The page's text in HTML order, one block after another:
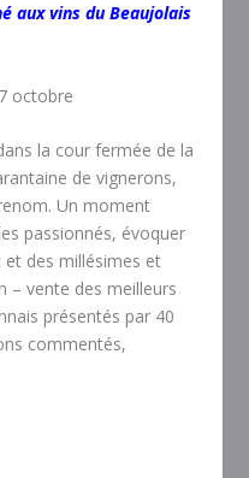
aux vins du Beaujolais
octobre
la cour fermée de la
de vignerons,
Un moment
passionnés, évoquer
et des millésimes et
vente des meilleurs
présentés par 40
commentés,